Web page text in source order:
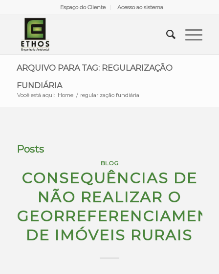
Espaço do Cliente Acesso ao sistema
ARQUIVO PARA TAG: REGULARIZAÇÃO
FUNDIÁRIA
Você está aqui: Home / regularização fundiária
Posts
BLOG
CONSEQUÊNCIAS DE
NÃO REALIZAR O
DE IMÓVEIS RURAIS